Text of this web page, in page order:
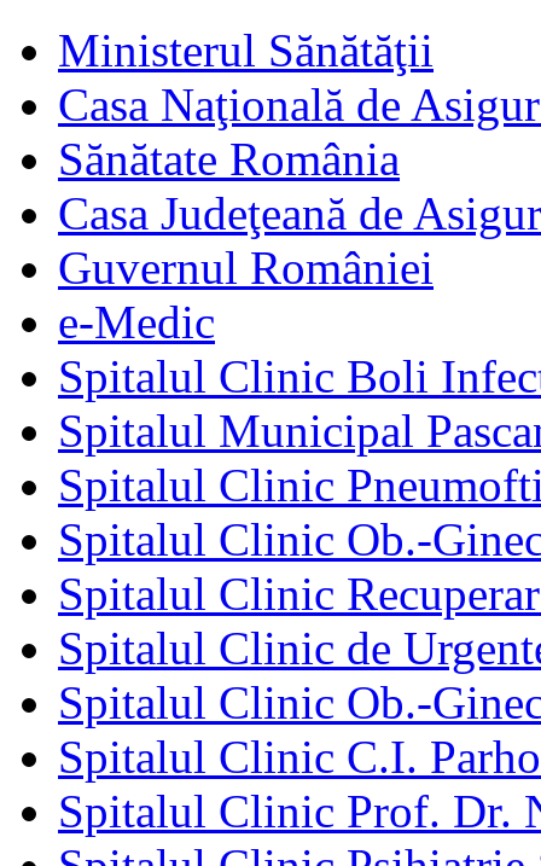
Ministerul Sănătăţii
Casa Naţională de
Sănătate România
Casa Judeţeană de
Guvernul României
e-Medic
Spitalul Clinic Boli
Spitalul Municipal
Spitalul Clinic
Spitalul Clinic Ob.-
Spitalul Clinic
Spitalul Clinic de
Spitalul Clinic Ob.-
Spitalul Clinic C.I.
Spitalul Clinic Prof. Dr.